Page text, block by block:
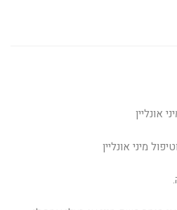
אונליין
מיני אונליין